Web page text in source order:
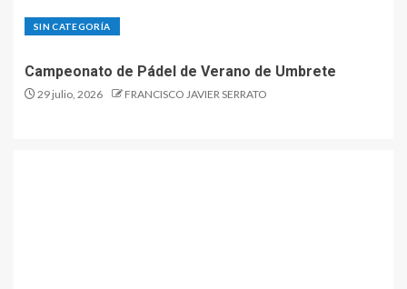
SIN CATEGORÍA
Campeonato de Pádel de Verano de Umbrete
29 julio, 2026 FRANCISCO JAVIER SERRATO